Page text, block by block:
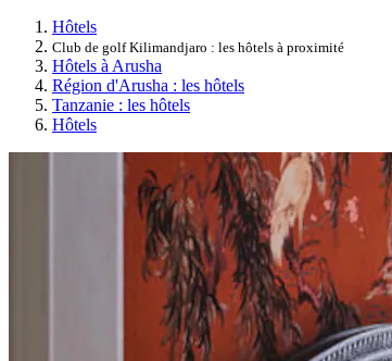
Hôtels
Club de golf Kilimandjaro : les hôtels à proximité
Hôtels à Arusha
Région d'Arusha : les hôtels
Tanzanie : les hôtels
Hôtels